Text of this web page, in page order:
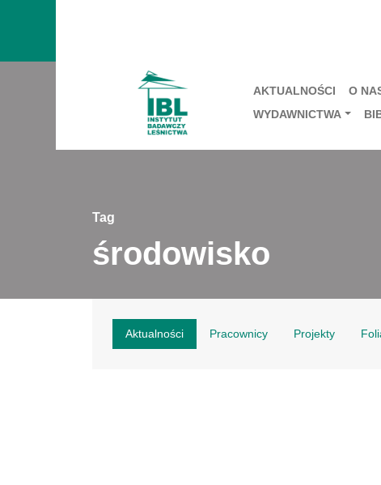
AKTUALNOŚCI O
WYDAWNICTWA
Tag
środowisko
Aktualności Pracownicy Projekty